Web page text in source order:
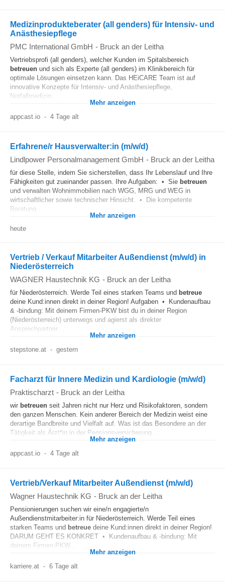
Medizinprodukteberater (all genders) für Intensiv- und
Anästhesiepflege
PMC International GmbH - Bruck an der Leitha
Vertriebsprofi (all genders), welcher Kunden im Spitalsbereich
betreuen und sich als Experte (all genders) im Klinikbereich für
optimale Lösungen einsetzen kann. Das HEiCARE Team ist auf
innovative Konzepte für Intensiv- und Anästhesiepflege,
Notfallmedizin...
Mehr anzeigen
appcast.io - 4 Tage alt
Erfahrene/r Hausverwalter:in (m/w/d)
Lindlpower Personalmanagement GmbH - Bruck an der Leitha
für diese Stelle, indem Sie sicherstellen, dass Ihr Lebenslauf und Ihre
Fähigkeiten gut zueinander passen. Ihre Aufgaben: • Sie betreuen
und verwalten Wohnimmobilien nach WGG, MRG und WEG in
wirtschaftlicher sowie technischer Hinsicht. • Die kompetente
Beratung...
Mehr anzeigen
heute
Vertrieb / Verkauf Mitarbeiter Außendienst (m/w/d) in
Niederösterreich
WAGNER Haustechnik KG - Bruck an der Leitha
für Niederösterreich. Werde Teil eines starken Teams und betreue
deine Kund:innen direkt in deiner Region! Aufgaben • Kundenaufbau
& -bindung: Mit deinem Firmen-PKW bist du in deiner Region
(Niederösterreich) unterwegs und agierst als direkter
Ansprechpartner...
Mehr anzeigen
stepstone.at - gestern
Facharzt für Innere Medizin und Kardiologie (m/w/d)
Praktischarzt - Bruck an der Leitha
wir betreuen seit Jahren nicht nur Herz und Risikofaktoren, sondern
den ganzen Menschen. Kein anderer Bereich der Medizin weist eine
derartige Bandbreite und Vielfalt auf. Was ist das Besondere an der
Tätigkeit als Ärzt*in in der Pensionsversicherung...
Mehr anzeigen
appcast.io - 4 Tage alt
Vertrieb/Verkauf Mitarbeiter Außendienst (m/w/d)
Wagner Haustechnik KG - Bruck an der Leitha
Pensionierungen suchen wir eine/n engagierte/n
Außendienstmitarbeiter:in für Niederösterreich. Werde Teil eines
starken Teams und betreue deine Kund:innen direkt in deiner Region!
DARUM GEHT ES KONKRET • Kundenaufbau & -bindung: Mit
deinem Firmen-PKW...
Mehr anzeigen
karriere.at - 6 Tage alt